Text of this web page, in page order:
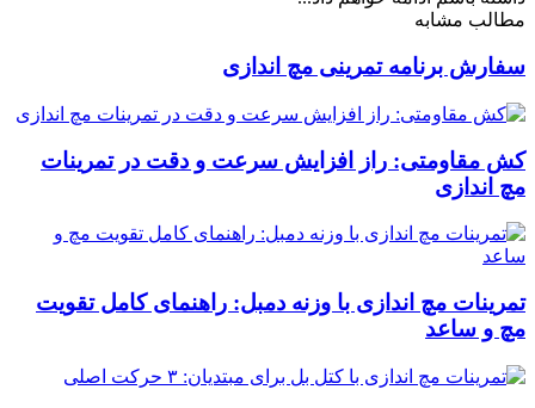
مطالب مشابه
سفارش برنامه تمرینی مچ اندازی
کش مقاومتی: راز افزایش سرعت و دقت در تمرینات
مچ اندازی
تمرینات مچ اندازی با وزنه دمبل: راهنمای کامل تقویت
مچ و ساعد